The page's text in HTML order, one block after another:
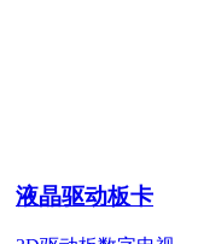
液晶驱动板卡